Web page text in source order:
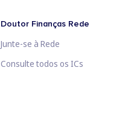
Doutor Finanças Rede
Junte-se à Rede
Consulte todos os ICs